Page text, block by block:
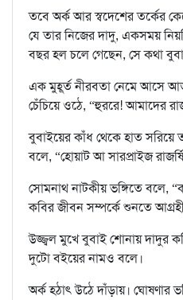
তবে অর্ক আর স্বদেশের তর্কের
যে তার নিজের দাদু, একসময়
বছর হল চলে গেছেন, সে কথা
এক মুহূর্ত নীরবতা নেমে আসে
চেঁচিয়ে ওঠে, “হুররে! আমাদের
বুবাইয়ের কাঁধ থেকে হাত সরিয়ে
বলে, “হোয়াট আ সারপ্রাইজ
সোমনাথ নাটকীয় ভঙ্গিতে বলে,
কবির জীবন সম্পর্কে শুনতে
উজ্জ্বল মুখে বুবাই শোনায় দাদুর
দুটো বইয়ের নামও বলে।
অর্ক হঠাৎ উঠে দাঁড়ায়। ঘোষণার